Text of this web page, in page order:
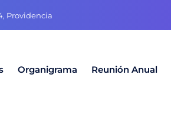
Providencia
Organigrama Reunión Anual